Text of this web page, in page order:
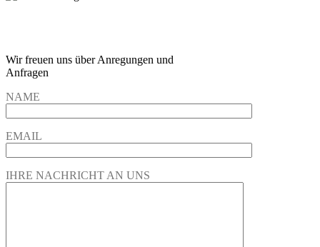
Wir freuen uns über Anregungen und
Anfragen
NAME
EMAIL
IHRE NACHRICHT AN UNS